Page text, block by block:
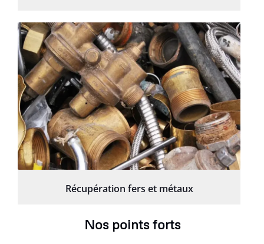
Récupération fers et métaux
Nos points forts